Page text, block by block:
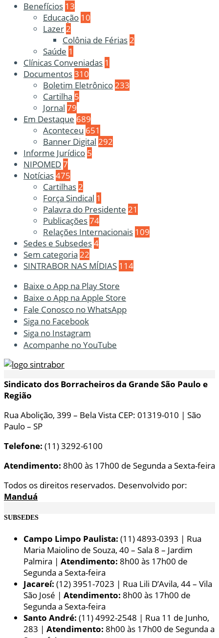
Benefícios 13
Educação 10
Lazer2
Colônia de Férias2
Saúde 1
Clínicas Conveniadas 1
Documentos310
Boletim Eletrônico233
Cartilha 5
Jornal 79
Em Destaque 689
Aconteceu 651
Banner Digital 292
Informe Jurídico 5
NIPOMED7
Notícias475
Cartilhas2
Força Sindical 1
Palavra do Presidente 21
Publicações74
Relações Internacionais 109
Sedes e Subsedes4
Sem categoria 22
SINTRABOR NAS MÍDIAS 114
Baixe o App na Play Store
Baixe o App na Apple Store
Fale Conosco no WhatsApp
Siga no Facebook
Siga no Instagram
Acompanhe no YouTube
Sindicato dos Borracheiros da Grande São Paulo e
Região
Rua Abolição, 399 – Bela Vista CEP: 01319-010 | São
Paulo – SP
Telefone: (11) 3292-6100
Atendimento: 8h00 às 17h00 de Segunda a Sexta-feira
Todos os direitos reservados. Desenvolvido por:
Manduá
SUBSEDES
Campo Limpo Paulista: (11) 4893-0393 | Rua
Maria Maiolino de Souza, 40 – Sala 8 – Jardim
Palmira | Atendimento: 8h00 às 17h00 de
Segunda a Sexta-feira
Jacareí: (12) 3951-7023 | Rua Lili D’Avila, 44 – Vila
São José | Atendimento: 8h00 às 17h00 de
Segunda a Sexta-feira
Santo André: (11) 4992-2548 | Rua 11 de Junho,
283 | Atendimento: 8h00 às 17h00 de Segunda a